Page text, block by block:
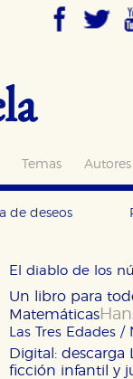
Temas Autores
de deseos
El diablo de los
Un libro para
Matemáticas
Las Tres Edades /
Digital: descarga
ficción infantil y